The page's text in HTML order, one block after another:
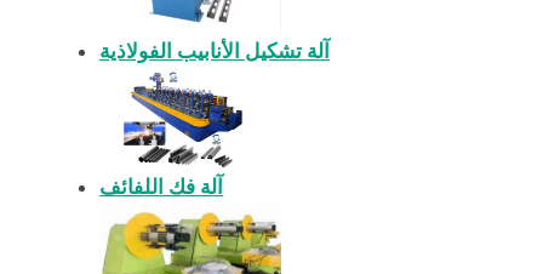
آلة تشكيل الأنابيب الفولاذية
آلة فك اللفائف